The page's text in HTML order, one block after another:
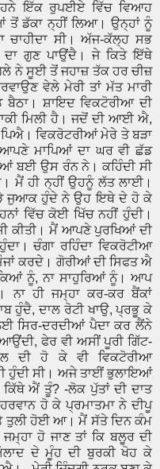
ਇੱਕ ਰੁਪਈਏ ਵਿੱਚ ਵਿਆਹ
ਡੱਕਾ ਨ੍ਹੀਂ ਲਿਆ। ਉਨ੍ਹਾਂ ਨੂੰ
ਚਾਹੀਦਾ ਸੀ। ਅੱਜ-ਕੱਲ੍ਹ ਸਭ
ਦਾ ਗੁਣ ਪਾਉਂਦੈ। ਜੇ ਕਿਤੇ ਇੱਥੇ
ਨੇ ਸੂਈ ਤੋਂ ਜਹਾਜ਼ ਤੱਕ ਹਰ ਚੀਜ਼
ਵੇਲੇ ਮੇਰੀ ਤਾਂ ਮੱਤ ਮਾਰੀ
ਸ਼ਾਇਦ ਵਿਕਟੋਰੀਆ ਦੀ
ਮਿਲੀ ਹੈ। ਜਦੋਂ ਦੀ ਆਈ ਐ,
ਵਿਕਰੋਟਰੀਆਂ ਮੇਰੇ ਤੇ ਬੜਾ
ਆਪਣੇ ਮਾਪਿਆਂ ਦਾ ਘਰ ਵੀ ਛੱਡ
ਬਈ ਉਸ ਰੰਨ ਨੇ। ਕਹਿੰਦੀ ਸੀ
ਮੈਂ ਹੀ ਨ੍ਹੀਂ ਉਹਨੂੰ ਲੱਤ ਲਾਈ।
ਜੁਆਕ ਹੁੰਦੇ ਨੇ ਉਹ ਇਥੇ ਦੇ ਹੋ ਕੇ
ਵਿੱਚ ਕੋਈ ਖਿੱਚ ਨਹੀਂ ਹੁੰਦੀ।
ਕੀਤੀ। ਮੈਂ ਆਪਣੇ ਪੁਰਖਿਆਂ ਦੀ
ਚੰਗਾ ਰਹਿੰਦਾ ਵਿਕਰੋਟੀਆ
ਕਰਦੇ। ਗੋਰੀਆਂ ਦੀ ਸਿਫਤ ਐ
ਨੂੰ, ਨਾ ਸਾਹੁਰਿਆਂ ਨੂੰ। ਆਪ
ਹੀ ਜਮ੍ਹਾ ਕਰ-ਕਰ ਬੈਂਕਾਂ
ਹੁੰਦੈ, ਦਾਲ ਰੋਟੀ ਖਾਉ, ਪ੍ਰਭੂ ਕੇ
ਸਿਰ-ਦਰਦੀਆਂ ਪੈਦਾ ਕਰ ਲੈਂਨੇ
ਫੇਰ ਵੀ ਅਸੀਂ ਪੂਰੀ ਗਿੱਟ-
ਦੀ ਹੋ ਕੇ ਵੀ ਵਿਕਟੋਰੀਆ
ਹੁੰਦੀ ਸੀ। ਅਜੇ ਤਾਈਂ ਭੁਲਾਇਆਂ
ਕਿੱਥੇ ਐਂ ਤੂੰ? -ਲੋਕ ਪੁੱਤਾਂ ਦੀ ਦਾਤ
ਹੋ ਕੇ ਪ੍ਰਮਾਤਮਾ ਨੇ ਦੀਪੂ
ਤੁਲੀ ਹੋਈ ਆ। ਮੈਂ ਸੱਤੇ ਦਿਨ ਕੰਮ
ਹੋ ਜਾਣ ਤਾਂ ਕਿ ਬਲੂਰ ਦੀ
ਦੇ ਮੂੰਹ ਦੀ ਬੁਰਕੀ ਖੋਹ ਕੇ